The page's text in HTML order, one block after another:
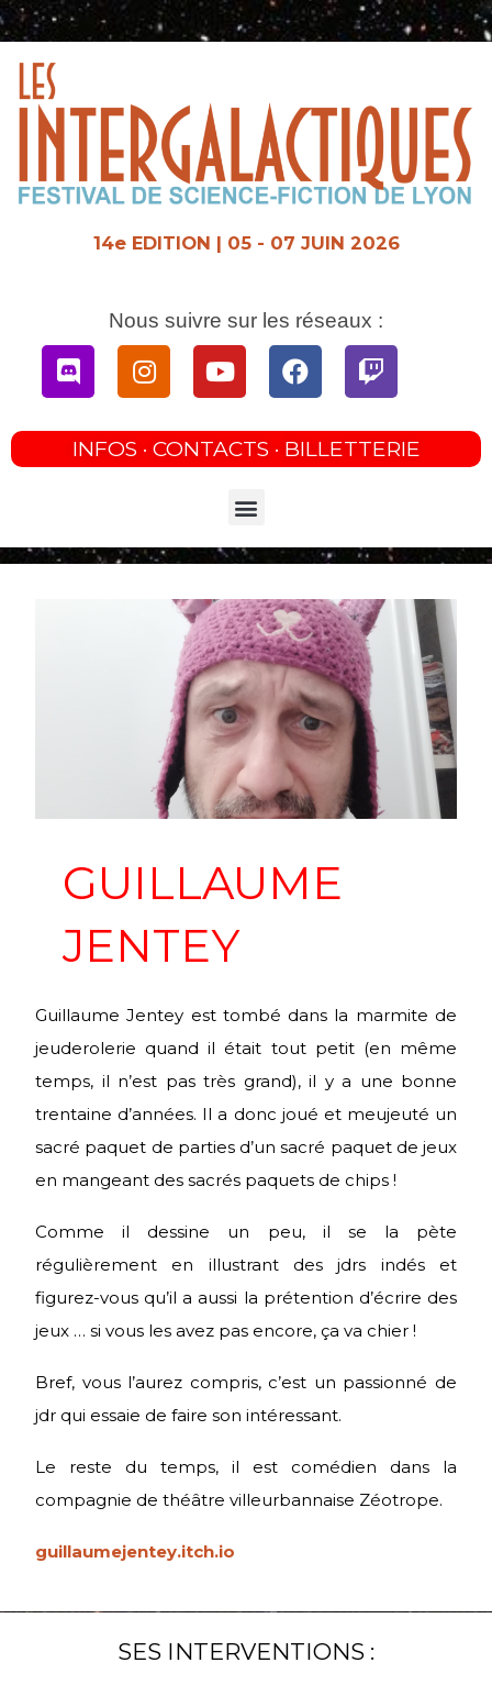
Aller
au
14e EDITION | 05 - 07 JUIN 2026
Nous suivre sur les réseaux :
DiscordInstagramYoutubeFacebookTwitch
INFOS · CONTACTS · BILLETTERIE
Menu
GUILLAUME
JENTEY
Guillaume Jentey est tombé dans la marmite de
jeuderolerie quand il était tout petit (en même
temps, il n’est pas très grand), il y a une bonne
trentaine d’années. Il a donc joué et meujeuté un
sacré paquet de parties d’un sacré paquet de jeux
en mangeant des sacrés paquets de chips !
Comme il dessine un peu, il se la pète
régulièrement en illustrant des jdrs indés et
figurez-vous qu’il a aussi la prétention d’écrire des
jeux … si vous les avez pas encore, ça va chier !
Bref, vous l’aurez compris, c’est un passionné de
jdr qui essaie de faire son intéressant.
Le reste du temps, il est comédien dans la
compagnie de théâtre villeurbannaise Zéotrope.
guillaumejentey.itch.io
SES INTERVENTIONS :